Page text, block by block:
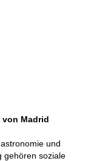
Madrid
und
gehören soziale